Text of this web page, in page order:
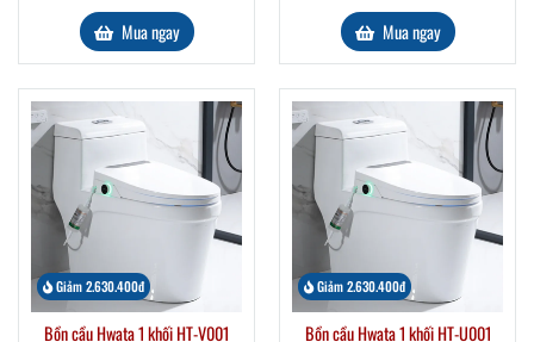
Mua ngay Mua ngay
Giảm 2.630.400đ
Bồn cầu Hwata 1 khối HT-V001
Giảm 2.630.400đ
Bồn cầu Hwata 1 khối HT-U001